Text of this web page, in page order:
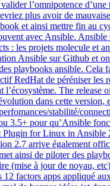
l’omnipotence d’une
plus avoir de
et ainsi mettre fin au
avec Ansible.
: les projets molecule et
Ansible sur Github et
playbooks ansible. Cela
RedHat de péréniser les
l’écosystème. The release
dans cette version,
stabilité/
3.5+ pour qu’Ansible
Plugin for Linux in Ansible
2.7 arrive également
ainsi de piloter des
(mise à jour de noyau,
12 factors apps appliqué